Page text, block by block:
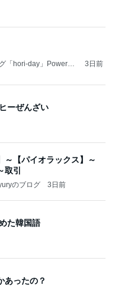
「hori-day」Powered
3日前
ーぜんざい
～【パイオラックス】～
取引
のブログ 3日前
た韓国語
あったの？